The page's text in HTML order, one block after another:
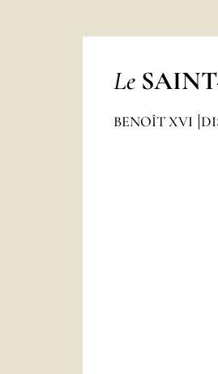
Le
BENOÎT XVI